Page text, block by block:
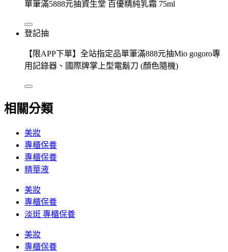
單筆滿5888元抽資生堂 百優精純乳霜 75ml
登記抽
【限APP下單】全站指定品單筆滿888元抽Mio gogoro專
用記錄器、國際牌掌上型電鬍刀 (顏色隨機)
相關分類
美妝
專櫃保養
專櫃保養
精華液
美妝
專櫃保養
淡斑 專櫃保養
美妝
專櫃保養